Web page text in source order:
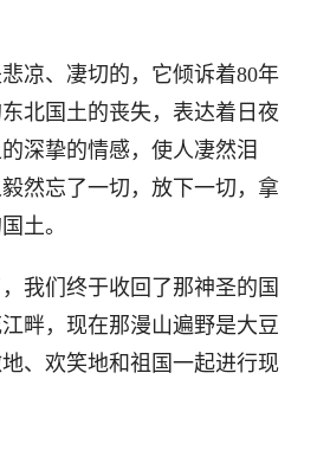
、凄切的，它倾诉着80年
北国土的丧失，表达着日夜
深挚的情感，使人凄然泪
然忘了一切，放下一切，拿
土。
们终于收回了那神圣的国
畔，现在那漫山遍野是大豆
、欢笑地和祖国一起进行现